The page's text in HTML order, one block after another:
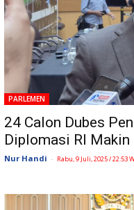
PARLEMEN
24 Calon Dubes
Diplomasi RI Makin
Nur Handi - Rabu, 9 Juli, 2025 / 22:53